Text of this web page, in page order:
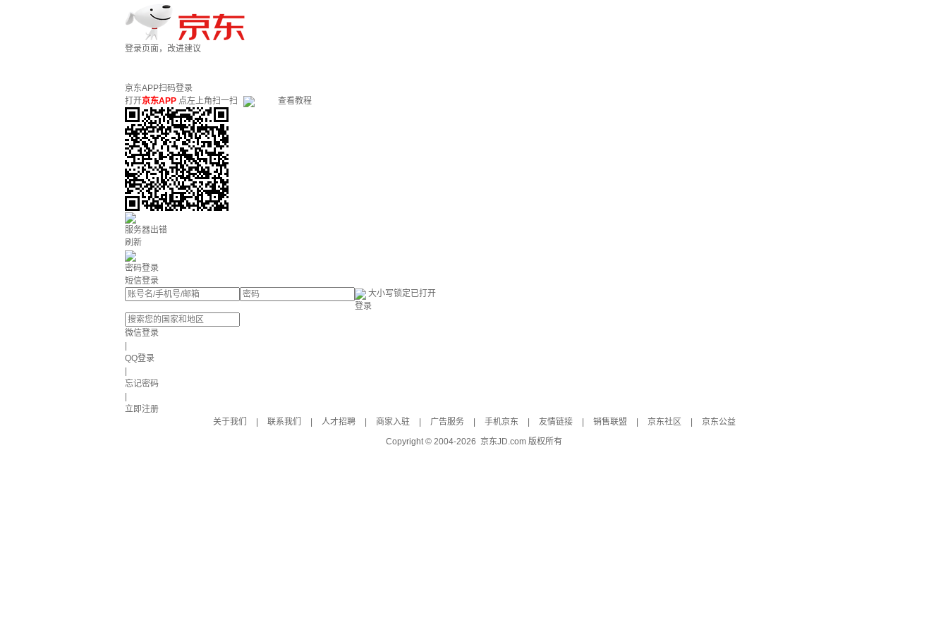
登录页面，改进建议
京东APP扫码登录
打开京东APP 点左上角扫一扫 查看教程
服务器出错
刷新
密码登录
短信登录
大小写锁定已打开
登录
微信登录
QQ登录
忘记密码
立即注册
关于我们
联系我们 人才招聘 商家入驻 广告服务 手机京东 友情链接 销售联盟 京东社区
京东公益
Copyright © 2004-2026 京东JD.com 版权所有